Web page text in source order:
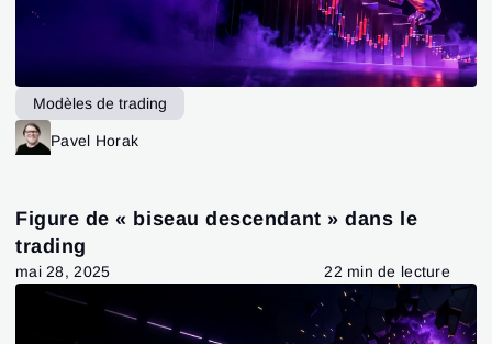
Modèles de trading
Pavel Horak
Figure de « biseau descendant » dans le
trading
mai 28, 2025 22 min de lecture